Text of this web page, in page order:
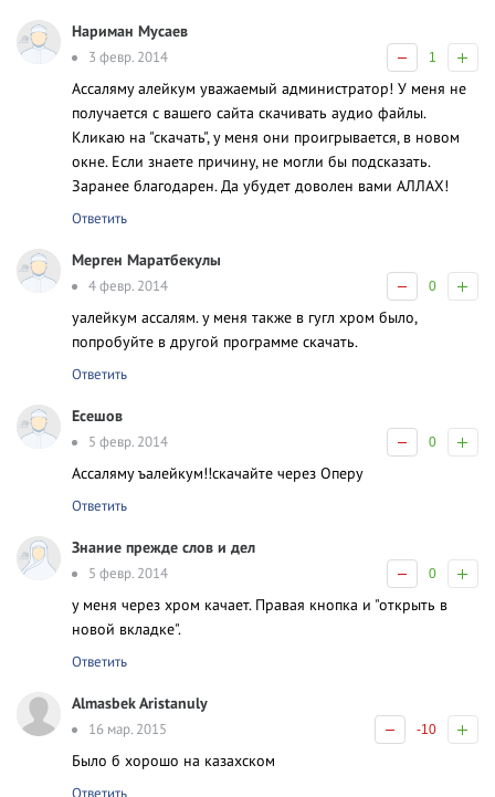
Нариман Мусаев
3 февр. 2014 1
Ассаляму алейкум уважаемый администратор! У меня не
получается с вашего сайта скачивать аудио файлы.
Кликаю на "скачать", у меня они проигрывается, в новом
окне. Если знаете причину, не могли бы подсказать.
Заранее благодарен. Да убудет доволен вами АЛЛАХ!
Ответить
Мерген Маратбекулы
4 февр. 2014 0
уалейкум ассалям. у меня также в гугл хром было,
попробуйте в другой программе скачать.
Ответить
Есешов
5 февр. 2014 0
Ассаляму ъалейкум!!скачайте через Оперу
Ответить
Знание прежде слов и дел
5 февр. 2014 0
у меня через хром качает. Правая кнопка и "открыть в
новой вкладке".
Ответить
Almasbek Aristanuly
16 мар. 2015 -10
Было б хорошо на казахском